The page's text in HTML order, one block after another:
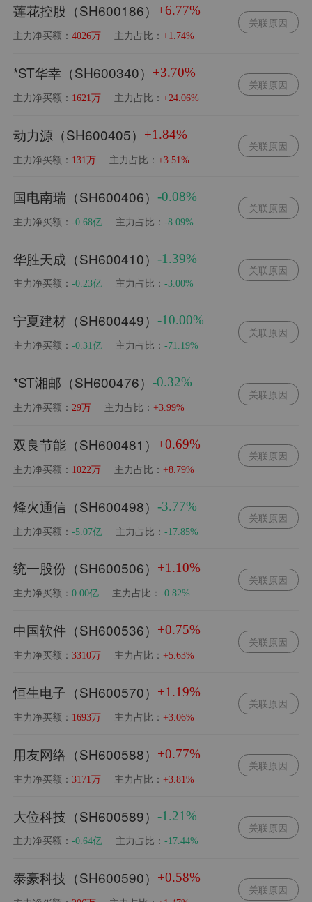
莲花控股（SH600186） +6.77%
主力净买额：4026万 主力占比：+1.74%
关联原因
*ST华幸（SH600340） +3.70%
主力净买额： 1621万 主力占比：+24.06%
关联原因
动力源（SH600405） +1.84%
主力净买额： 131万 主力占比：+3.51%
关联原因
国电南瑞（SH600406）-0.08%
主力净买额：-0.68亿 主力占比：-8.09%
关联原因
华胜天成（SH600410）-1.39%
主力净买额：-0.23亿 主力占比：-3.00%
关联原因
宁夏建材（SH600449）-10.00%
主力净买额：-0.31亿 主力占比：-71.19%
关联原因
*ST湘邮（SH600476）-0.32%
主力净买额：29万 主力占比：+3.99%
关联原因
双良节能（SH600481） +0.69%
主力净买额： 1022万 主力占比：+8.79%
关联原因
烽火通信（SH600498）-3.77%
主力净买额：-5.07亿 主力占比：-17.85%
关联原因
统一股份（SH600506） +1.10%
主力净买额：0.00亿 主力占比：-0.82%
关联原因
中国软件（SH600536） +0.75%
主力净买额：3310万 主力占比：+5.63%
关联原因
恒生电子（SH600570） +1.19%
主力净买额： 1693万 主力占比：+3.06%
关联原因
用友网络（SH600588） +0.77%
主力净买额：3171万 主力占比：+3.81%
关联原因
大位科技（SH600589）-1.21%
主力净买额：-0.64亿 主力占比：-17.44%
关联原因
泰豪科技（SH600590） +0.58%
关联原因